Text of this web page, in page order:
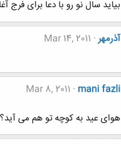
بیاید سال نو رو با دعا برای
آذرمهر Mar 14, 2011
mani fazli
Mar 8, 2011
هوای عید به کوچه تو هم می